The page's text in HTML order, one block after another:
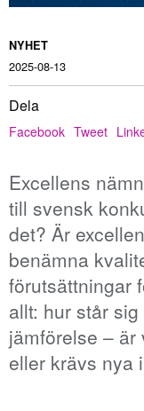
NYHET
2025-08-13
Dela
Facebook Tweet
Excellens
till svensk
det? Är
benämna
förutsättningar
allt: hur står
jämförelse –
eller krävs nya